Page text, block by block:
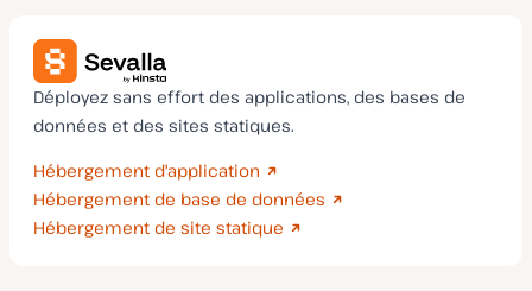
Déployez sans effort des applications, des bases de
données et des sites statiques.
Hébergement d'application
Hébergement de base de données
Hébergement de site statique